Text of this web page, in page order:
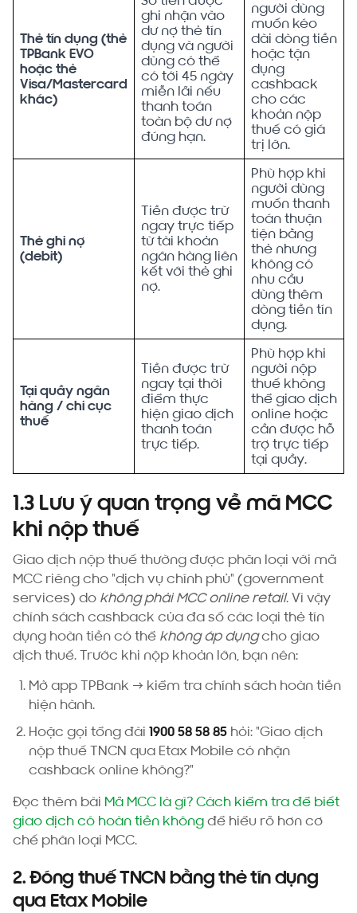
Thẻ tín dụng (thẻ
TPBank EVO
hoặc thẻ
Visa/Mastercard
khác)
ghi nhận vào
dư nợ thẻ tín
dụng và người
dùng có thể
có tới 45 ngày
miễn lãi nếu
thanh toán
toàn bộ dư nợ
đúng hạn.
người dùng
muốn kéo
dài dòng tiền
hoặc tận
dụng
cashback
cho các
khoản nộp
thuế có giá
trị lớn.
Thẻ ghi nợ
(debit)
Tiền được trừ
ngay trực tiếp
từ tài khoản
ngân hàng liên
kết với thẻ ghi
nợ.
Phù hợp khi
người dùng
muốn thanh
toán thuận
tiện bằng
thẻ nhưng
không có
nhu cầu
dùng thêm
dòng tiền tín
dụng.
Tại quầy ngân
hàng / chi cục
thuế
Tiền được trừ
ngay tại thời
điểm thực
hiện giao dịch
thanh toán
trực tiếp.
Phù hợp khi
người nộp
thuế không
thể giao dịch
online hoặc
cần được hỗ
trợ trực tiếp
tại quầy.
1.3 Lưu ý quan trọng về mã MCC
khi nộp thuế
Giao dịch nộp thuế thường được phân loại với mã
MCC riêng cho "dịch vụ chính phủ" (government
services) do không phải MCC online retail. Vì vậy
chính sách cashback của đa số các loại thẻ tín
dụng hoàn tiền có thể không áp dụngcho giao
dịch thuế. Trước khi nộp khoản lớn, bạn nên:
Mở app TPBank → kiểm tra chính sách hoàn tiền
hiện hành.
Hoặc gọi tổng đài 1900 58 58 85 hỏi: "Giao dịch
nộp thuế TNCN qua Etax Mobile có nhận
cashback online không?"
Đọc thêm bài Mã MCC là gì? Cách kiểm tra để biết
giao dịch có hoàn tiền khôngđể hiểu rõ hơn cơ
chế phân loại MCC.
2. Đóng thuế TNCN bằng thẻ tín dụng
qua Etax Mobile